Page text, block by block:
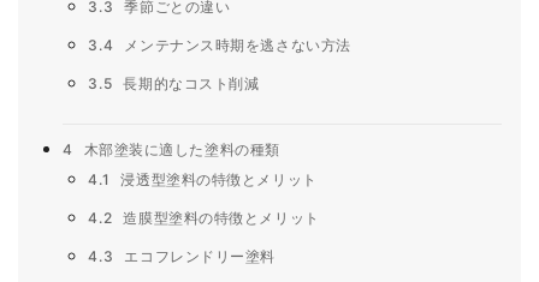
3.3 季節ごとの違い
3.4 メンテナンス時期を逃さない方法
3.5 長期的なコスト削減
4
木部塗装に適した塗料の種類
4.1
浸透型塗料の特徴とメリット
4.2 造膜型塗料の特徴とメリット
4.3 エコフレンドリー塗料